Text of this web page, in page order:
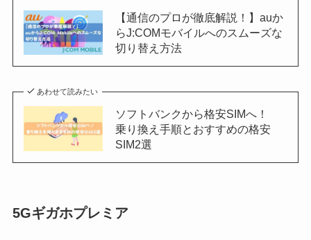
【通信のプロが徹底解説！】auか
らJ:COMモバイルへのスムーズな
切り替え方法
あわせて読みたい
ソフトバンクから格安SIMへ！
乗り換え手順とおすすめの格安
SIM2選
5Gギガホプレミア